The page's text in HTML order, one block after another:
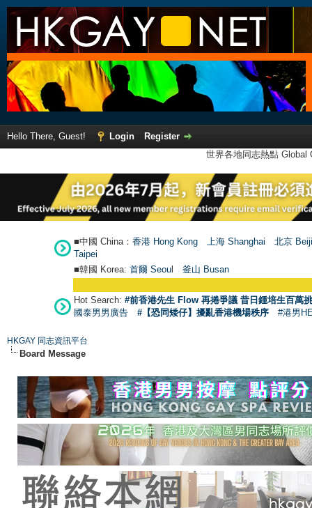
Hello There, Guest! Login
Register
世界各地同志熱點
■中國 China： 香港 Hong Kong 上海 Shanghai
北京
Taipei
■韓國 Korea: 首爾 Seoul 釜山 Busan
Hot Search: #前香港先生 Flow 再捲爭議 昔日鍾培生百萬
國泰男男廣告
#【恐同矮仔】擾亂香港機場秩序 #港男
HKGAY 同志資訊平台
Board Message